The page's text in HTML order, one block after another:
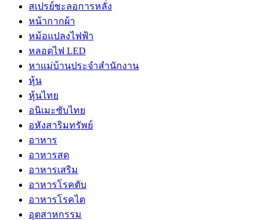
สเปรย์ชะลอการหลั่ง
หน้ากากผ้า
หม้อแปลงไฟฟ้า
หลอดไฟ LED
หาแม่บ้านประจำสำนักงาน
หุ้น
หุ้นไทย
อนิเมะซับไทย
อหังสาริมทรัพย์
อาหาร
อาหารสด
อาหารเสริม
อาหารโรคตับ
อาหารโรคไต
อุตสาหกรรม